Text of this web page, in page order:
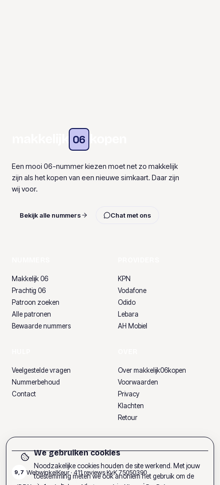
06
Een mooi 06-nummer kiezen moet net zo makkelijk
zijn als het kopen van een nieuwe simkaart. Daar zijn
wij voor.
Bekijk alle nummers Chat met ons
Makkelijk 06
Prachtig 06
Patroon zoeken
Alle patronen
Bewaarde nummers
KPN
Vodafone
Odido
Lebara
AH Mobiel
Veelgestelde vragen
Nummerbehoud
Contact
Over makkelijk06kopen
Voorwaarden
Privacy
Klachten
Retour
9,7 WebwinkelKeur · 411reviews·KvK75050390
We gebruiken cookies
Noodzakelijke cookies houden de site werkend. Met jouw
toestemming meten we ook anoniem het gebruik om de